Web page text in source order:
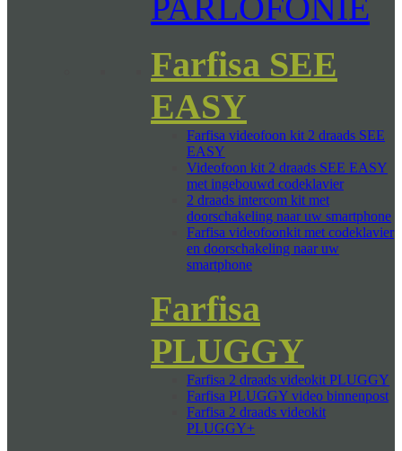
Farfisa SEE
EASY
Farfisa videofoon kit 2 draads SEE
EASY
Videofoon kit 2 draads SEE EASY
met ingebouwd codeklavier
2 draads intercom kit met
doorschakeling naar uw smartphone
Farfisa videofoonkit met codeklavier
en doorschakeling naar uw
smartphone
Farfisa
PLUGGY
Farfisa 2 draads videokit PLUGGY
Farfisa PLUGGY video binnenpost
Farfisa 2 draads videokit
PLUGGY+